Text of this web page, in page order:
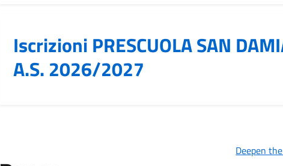
Iscrizioni PRESCUOLA SAN
A.S. 2026/2027
Deepen